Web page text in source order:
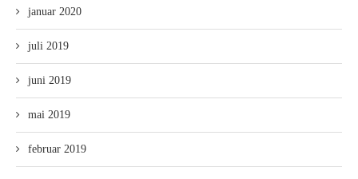
januar 2020
juli 2019
juni 2019
mai 2019
februar 2019